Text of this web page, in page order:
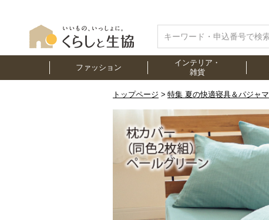
ファッション
インテリア・
雑貨
トップページ 特集 夏の快適寝具＆パジャマ